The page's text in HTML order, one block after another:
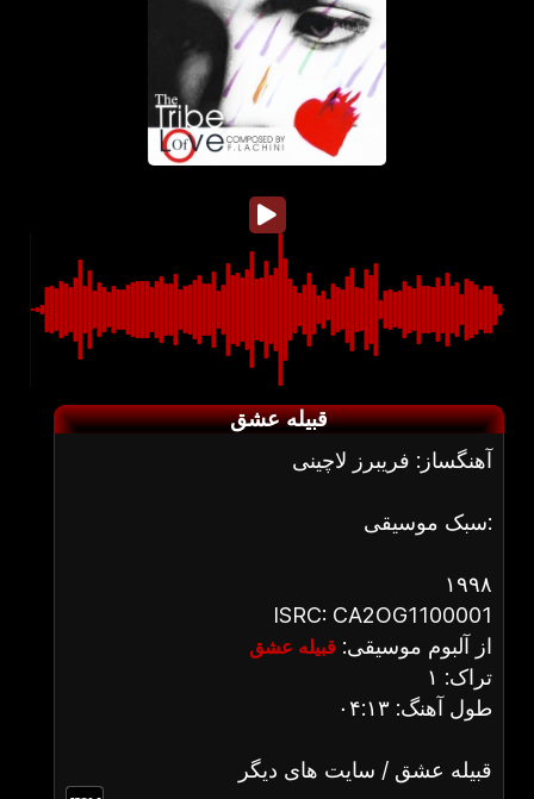
قبیله عشق
آهنگساز: فریبرز لاچینی
سبک موسیقی:
۱۹۹۸
ISRC: CA2OG1100001
از آلبوم موسیقی: قبیله عشق
تراک: ۱
طول آهنگ: ۰۴:۱۳
قبیله عشق / سایت های دیگر